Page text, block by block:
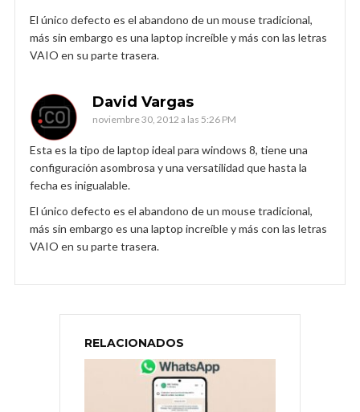
El único defecto es el abandono de un mouse tradicional,
más sin embargo es una laptop increíble y más con las letras
VAIO en su parte trasera.
David Vargas
noviembre 30, 2012 a las 5:26 PM
Esta es la tipo de laptop ideal para windows 8, tiene una
configuración asombrosa y una versatilidad que hasta la
fecha es inigualable.
El único defecto es el abandono de un mouse tradicional,
más sin embargo es una laptop increíble y más con las letras
VAIO en su parte trasera.
RELACIONADOS